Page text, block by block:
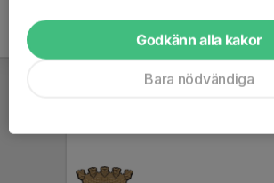
Godkänn alla kakor
Bara nödvändiga